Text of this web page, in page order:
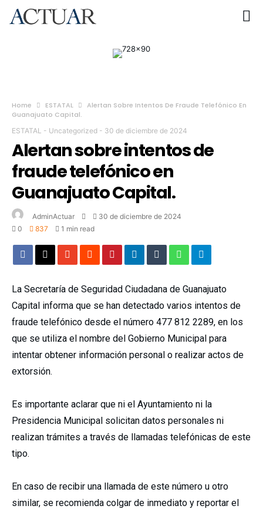
Home ESTATAL
Alertan Sobre Intentos De Fraude Telefónico En
Guanajuato Capital.
ESTATAL - Uncategorized - 30 de diciembre de 2024
Alertan sobre intentos de
fraude telefónico en
Guanajuato Capital.
AdminActuar
30 de diciembre de 2024
0
837 1 min read
La Secretaría de Seguridad Ciudadana de Guanajuato
Capital informa que se han detectado varios intentos de
fraude telefónico desde el número 477 812 2289, en los
que se utiliza el nombre del Gobierno Municipal para
intentar obtener información personal o realizar actos de
extorsión.
Es importante aclarar que ni el Ayuntamiento ni la
Presidencia Municipal solicitan datos personales ni
realizan trámites a través de llamadas telefónicas de este
tipo.
En caso de recibir una llamada de este número u otro
similar, se recomienda colgar de inmediato y reportar el